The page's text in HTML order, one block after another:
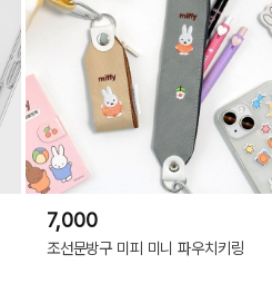
7,000
조선문방구 미피 미니 파우치키링